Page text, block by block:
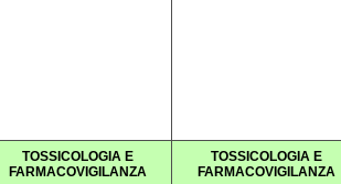
TOSSICOLOGIA E
FARMACOVIGILANZA
TOSSICOLOGIA E
FARMACOVIGILANZA